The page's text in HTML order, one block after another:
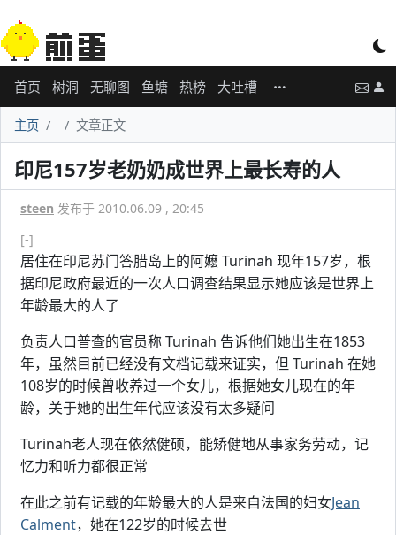
首页 树洞 无聊图 鱼塘 热榜 大吐槽
主页 文章正文
印尼157岁老奶奶成世界上最长寿的人
steen 发布于 2010.06.09 , 20:45
[-]
居住在印尼苏门答腊岛上的阿嬷 Turinah 现年157岁，根
据印尼政府最近的一次人口调查结果显示她应该是世界上
年龄最大的人了
负责人口普查的官员称 Turinah 告诉他们她出生在1853
年，虽然目前已经没有文档记载来证实，但 Turinah 在她
108岁的时候曾收养过一个女儿，根据她女儿现在的年
龄，关于她的出生年代应该没有太多疑问
Turinah老人现在依然健硕，能矫健地从事家务劳动，记
忆力和听力都很正常
在此之前有记载的年龄最大的人是来自法国的妇女Jean
Calment，她在122岁的时候去世